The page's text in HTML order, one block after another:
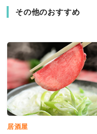
その他のおすすめ
居酒屋